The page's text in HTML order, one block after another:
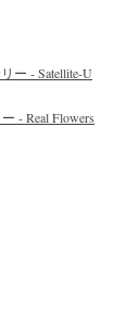
ー - Satellite-U
- Real Flowers